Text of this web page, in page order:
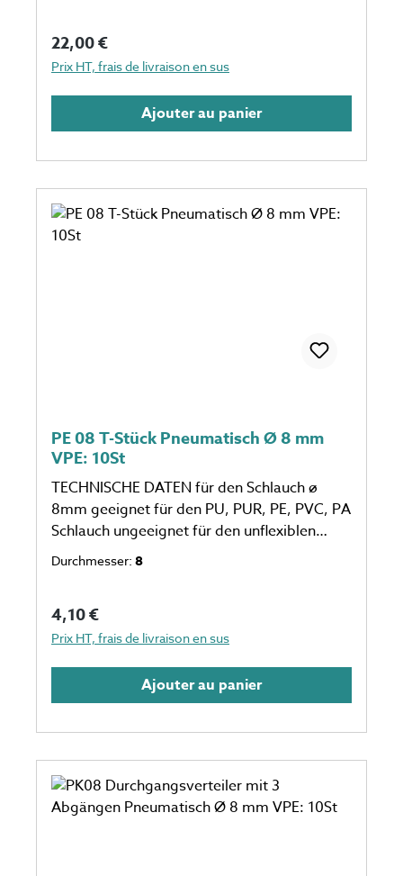
Prix régulier :
22,00 €
Prix HT, frais de livraison en sus
Ajouter au panier
PE 08 T-Stück Pneumatisch Ø 8 mm
VPE: 10St
TECHNISCHE DATEN für den Schlauch ø
8mm geeignet für den PU, PUR, PE, PVC, PA
Schlauch ungeeignet für den unflexiblen
Schlauch eine Verpackungseinheit einspricht
Durchmesser: 8
Prix régulier :
4,10 €
Prix HT, frais de livraison en sus
Ajouter au panier